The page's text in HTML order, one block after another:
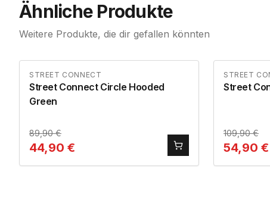
Ähnliche Produkte
Weitere Produkte, die dir gefallen könnten
STREET CONNECT
Street Connect Circle Hooded
Green
89,90€
44,90 €
STREET
Street
109,90€
54,90 €